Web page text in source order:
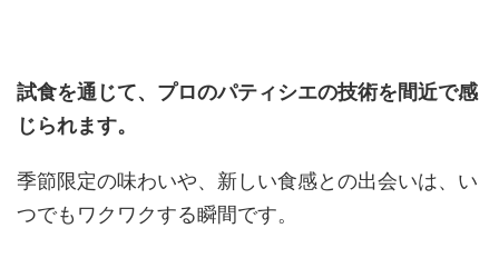
試食を通じて、プロのパティシエの技術を間近で感
じられます。
季節限定の味わいや、新しい食感との出会いは、い
つでもワクワクする瞬間です。